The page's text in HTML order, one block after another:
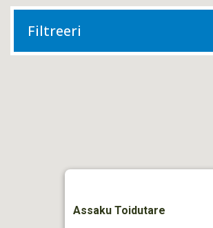
Filtreeri
Assaku Toidutare